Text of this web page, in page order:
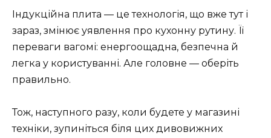
Індукційна плита — це технологія, що вже тут і
зараз, змінює уявлення про кухонну рутину. Її
переваги вагомі: енергоощадна, безпечна й
легка у користуванні. Але головне — оберіть
правильно.
Тож, наступного разу, коли будете у магазині
техніки, зупиніться біля цих дивовижних